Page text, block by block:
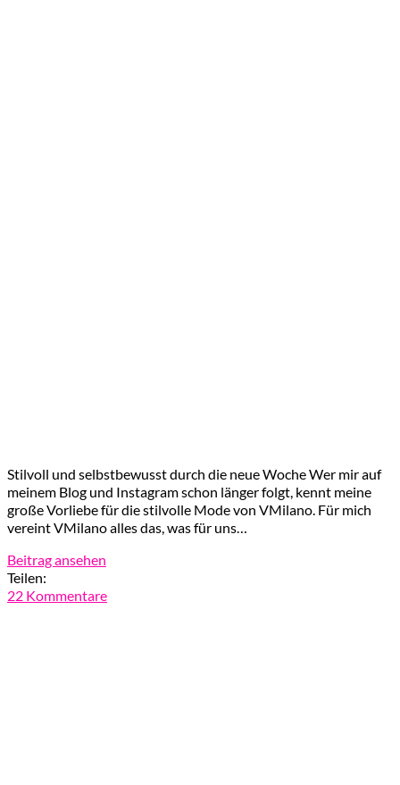
Stilvoll und selbstbewusst durch die neue Woche Wer mir auf
meinem Blog und Instagram schon länger folgt, kennt meine
große Vorliebe für die stilvolle Mode von VMilano. Für mich
vereint VMilano alles das, was für uns…
Beitrag ansehen
Teilen:
22 Kommentare